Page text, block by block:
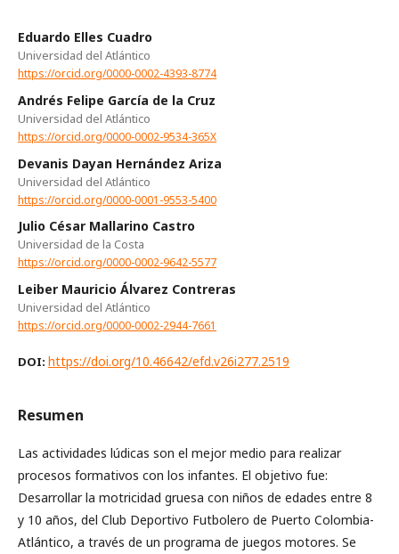
Eduardo Elles Cuadro
Universidad del Atlántico
https://orcid.org/0000-0002-4393-8774
Andrés Felipe García de la Cruz
Universidad del Atlántico
https://orcid.org/0000-0002-9534-365X
Devanis Dayan Hernández Ariza
Universidad del Atlántico
https://orcid.org/0000-0001-9553-5400
Julio César Mallarino Castro
Universidad de la Costa
https://orcid.org/0000-0002-9642-5577
Leiber Mauricio Álvarez Contreras
Universidad del Atlántico
https://orcid.org/0000-0002-2944-7661
DOI: https://doi.org/10.46642/efd.v26i277.2519
Resumen
Las actividades lúdicas son el mejor medio para realizar
procesos formativos con los infantes. El objetivo fue:
Desarrollar la motricidad gruesa con niños de edades entre 8
y 10 años, del Club Deportivo Futbolero de Puerto Colombia-
Atlántico, a través de un programa de juegos motores. Se